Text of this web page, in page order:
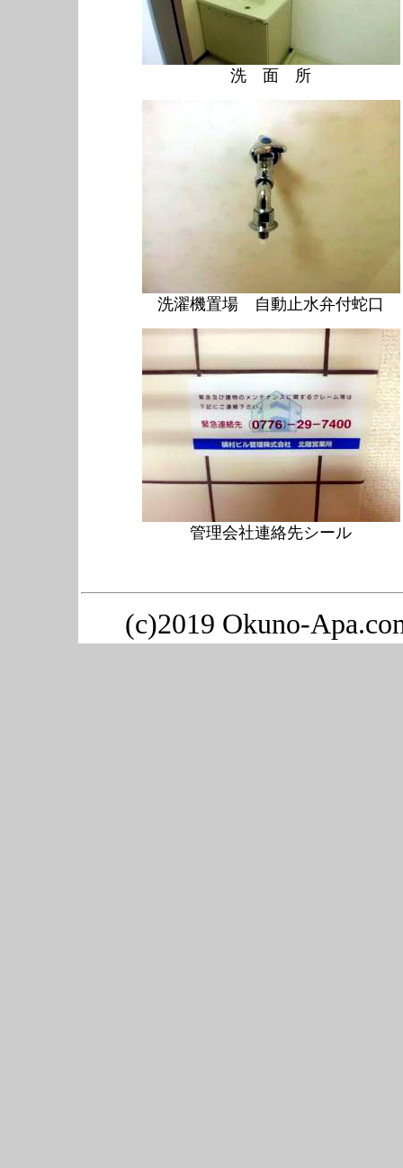
洗 面 所
洗濯機置場 自動止水弁付蛇口
管理会社連絡先シール
(c)2019 Okuno-